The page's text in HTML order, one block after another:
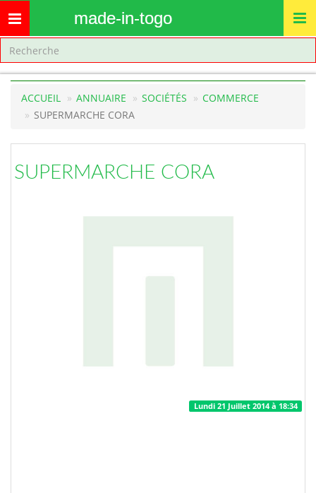
Toggle
navigation
made-in-togo
ACCUEIL ANNUAIRE SOCIÉTÉS
COMMERCE
SUPERMARCHE CORA
SUPERMARCHE CORA
Lundi 21 Juillet 2014 à 18:34